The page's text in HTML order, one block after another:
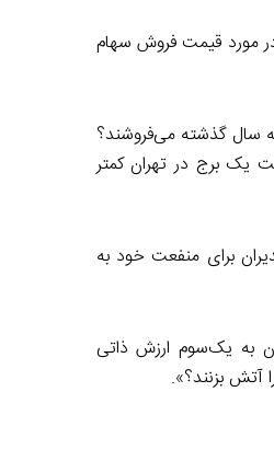
مورد قیمت فروش سهام
سال گذشته می‌فروشند؟
یک برج در تهران کمتر
برای منفعت خود به
به یک‌سوم ارزش ذاتی
آتش بزنند؟».